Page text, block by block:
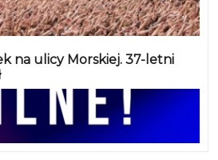
na ulicy Morskiej. 37-letni